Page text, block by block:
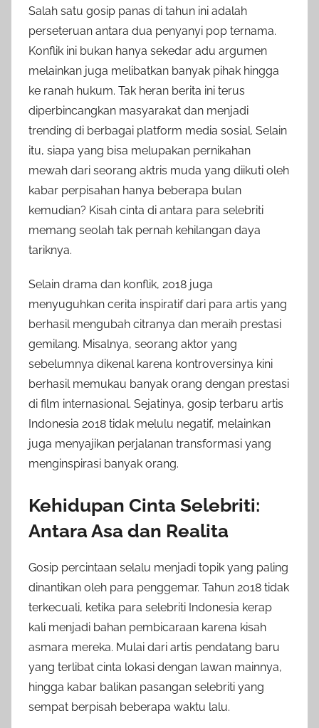
Salah satu gosip panas di tahun ini adalah
perseteruan antara dua penyanyi pop ternama.
Konflik ini bukan hanya sekedar adu argumen
melainkan juga melibatkan banyak pihak hingga
ke ranah hukum. Tak heran berita ini terus
diperbincangkan masyarakat dan menjadi
trending di berbagai platform media sosial. Selain
itu, siapa yang bisa melupakan pernikahan
mewah dari seorang aktris muda yang diikuti oleh
kabar perpisahan hanya beberapa bulan
kemudian? Kisah cinta di antara para selebriti
memang seolah tak pernah kehilangan daya
tariknya.
Selain drama dan konflik, 2018 juga
menyuguhkan cerita inspiratif dari para artis yang
berhasil mengubah citranya dan meraih prestasi
gemilang. Misalnya, seorang aktor yang
sebelumnya dikenal karena kontroversinya kini
berhasil memukau banyak orang dengan prestasi
di film internasional. Sejatinya, gosip terbaru artis
Indonesia 2018 tidak melulu negatif, melainkan
juga menyajikan perjalanan transformasi yang
menginspirasi banyak orang.
Kehidupan Cinta Selebriti:
Antara Asa dan Realita
Gosip percintaan selalu menjadi topik yang paling
dinantikan oleh para penggemar. Tahun 2018 tidak
terkecuali, ketika para selebriti Indonesia kerap
kali menjadi bahan pembicaraan karena kisah
asmara mereka. Mulai dari artis pendatang baru
yang terlibat cinta lokasi dengan lawan mainnya,
hingga kabar balikan pasangan selebriti yang
sempat berpisah beberapa waktu lalu.